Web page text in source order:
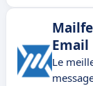
Email
Le